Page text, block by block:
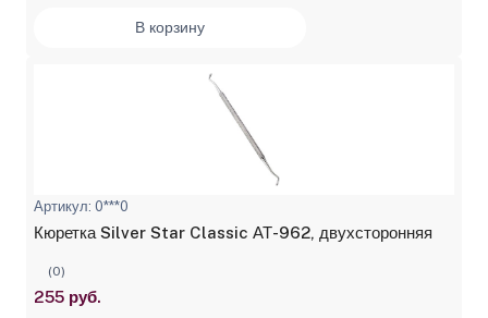
В корзину
Артикул: 0***0
Кюретка Silver Star Classic АТ-962, двухсторонняя
(0)
255 руб.